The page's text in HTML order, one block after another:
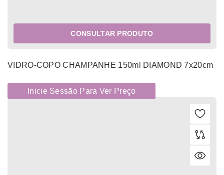
CONSULTAR PRODUTO
VIDRO-COPO CHAMPANHE 150ml DIAMOND 7x20cm
Inicie Sessão Para Ver Preço